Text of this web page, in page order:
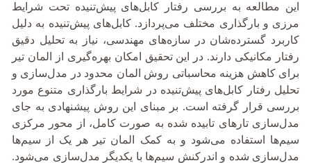
این مطالعه به بررسی رفتار کابل‌های پیش‌تنیده تحت شرایط
مرزی و بارگذاری مختلف می‌پردازد. کابل‌های پیش‌تنیده به‌ دلیل
کاربرد گسترده‌شان در سازه‌های مهندسی، نیاز به تحلیل دقیق
رفتار مکانیکی دارند. در این تحقیق امکان بهره‌گیری از المان تیر
برای کاهش هزینه محاسباتی روش المان محدود در مدل‌سازی و
تحلیل رفتار کابل‌های پیش‌تنیده در شرایط بارگذاری متنوع مورد
بررسی قرار گرفته است. بر مبنای این روش پیشنهادی به جای
مدل‌سازی تارهای تابیده شده به صورت کامل، از محور مرکزی
سیم‌ها استفاده می‌شود و به کمک المان تیر هر یک از سیم‌ها
مدل‌سازی شده و اندرکنش سیم‌ها با یکدیگر مدل‌سازی می‌شود.